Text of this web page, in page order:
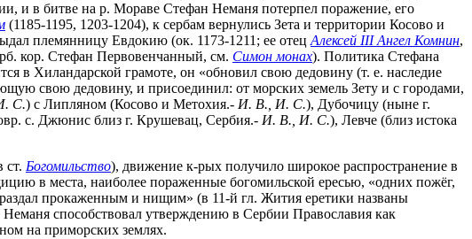
и в битве на р. Мораве Стефан Неманя потерпел поражение, его
(1185-1195, 1203-1204), к сербам вернулись Зета и территории Косово и
племянницу Евдокию (ок. 1173-1211; ее отец Алексей III Ангел Комнин,
кор. Стефан Первовенчанный, см. Симон монах). Политика Стефана
в Хиландарской грамоте, он «обновил свою дедовину (т. е. наследие
свою дедовину, и присоединил: от морских земель Зету и с городами,
С.) с Липляном (Косово и Метохия.- И. В., И. С.), Дубочицу (ныне г.
с. Джюнис близ г. Крушевац, Сербия.- И. В., И. С.), Левче (близ истока
ст. Богомильство), движение к-рых получило широкое распространение в
в места, наиболее пораженные богомильской ересью, «одних пожёг,
прокаженным и нищим» (в 11-й гл. Жития еретики названы
способствовал утверждению в Сербии Православия как
на приморских землях.